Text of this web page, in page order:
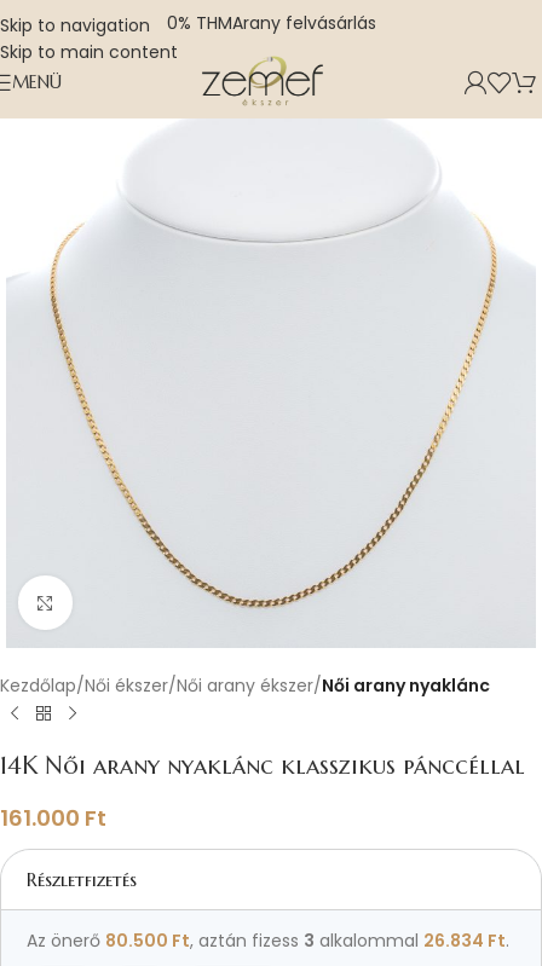
Skip to navigation
Skip to main content
0% THMArany felvásárlás
MENÜ
Nagyításhoz kattints ide
Kezdőlap Női ékszer Női arany ékszer Női arany nyaklánc
14K Női arany nyaklánc klasszikus pánccéllal
161.000 Ft
Részletfizetés
Az önerő 80.500 Ft, aztán fizess 3 alkalommal 26.834 Ft.